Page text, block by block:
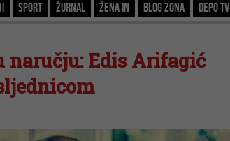
Sport Žurnal Žena IN Blog zona Depo TV
naručju: Edis Arifagić